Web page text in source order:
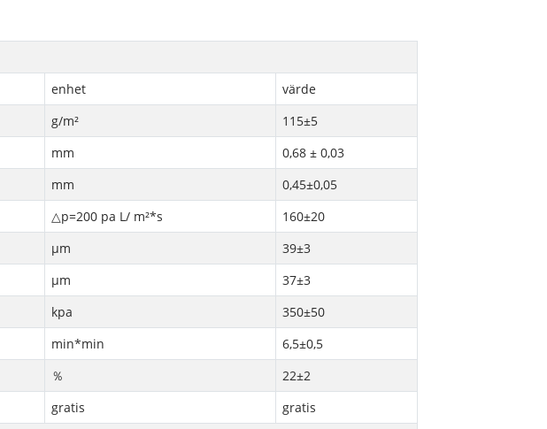
enhet
värde
g/m²
115±5
mm
0,68 ± 0,03
mm
0,45±0,05
△p=200 pa L/ m²*s
160±20
μm
39±3
μm
37±3
kpa
350±50
min*min
6,5±0,5
％
22±2
gratis
gratis